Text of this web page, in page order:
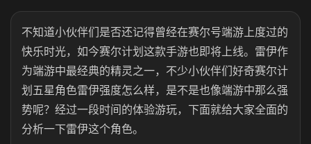
不知道小伙伴们是否还记得曾经在赛尔号端游上度过的
快乐时光，如今赛尔计划这款手游也即将上线。雷伊作
为端游中最经典的精灵之一，不少小伙伴们好奇赛尔计
划五星角色雷伊强度怎么样，是不是也像端游中那么强
势呢？经过一段时间的体验游玩，下面就给大家全面的
分析一下雷伊这个角色。